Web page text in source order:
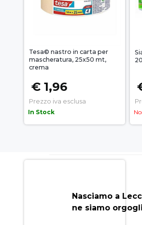
Tesa© nastro in carta per
mascheratura, 25x50 mt,
crema
€ 1,96
Prezzo iva esclusa
In Stock
Nasciamo a
ne siamo